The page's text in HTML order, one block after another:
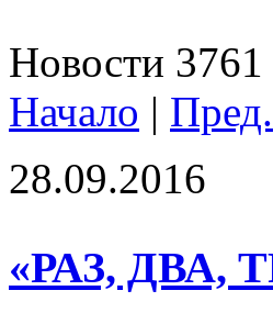
Новости
Начало | Пред.
28.09.2016
«РАЗ, ДВА,